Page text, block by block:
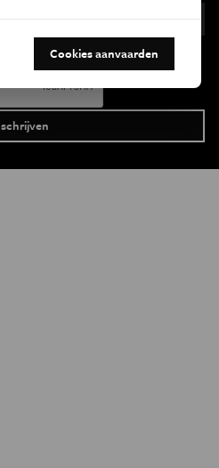
Cookies aanvaarden